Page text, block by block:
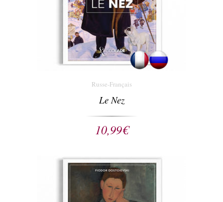
Russe-Français
Le Nez
10,99€